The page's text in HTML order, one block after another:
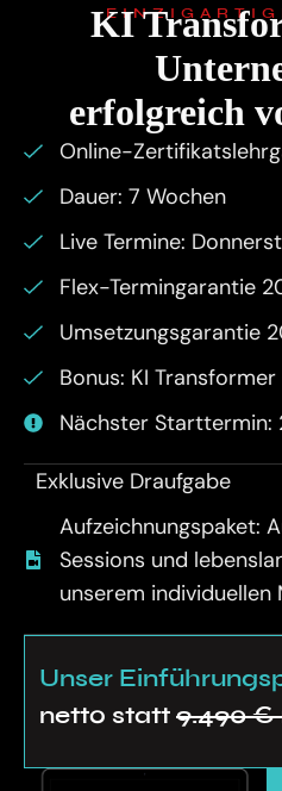
KI
erfolgreich
Online-
Dauer: 7 Wochen
Live Termine:
Flex-Termingarantie
Umsetzungsgarantie
Bonus: KI
Nächster Starttermin:
Exklusive Draufgabe
Aufzeichnungspaket:
Sessions und
unserem
Unser
netto statt 9.490 €